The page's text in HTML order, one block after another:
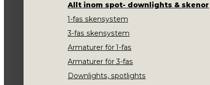
Allt inom spot- downlights & skenor
1-fas skensystem
3-fas skensystem
Armaturer för 1-fas
Armaturer för 3-fas
Downlights, spotlights